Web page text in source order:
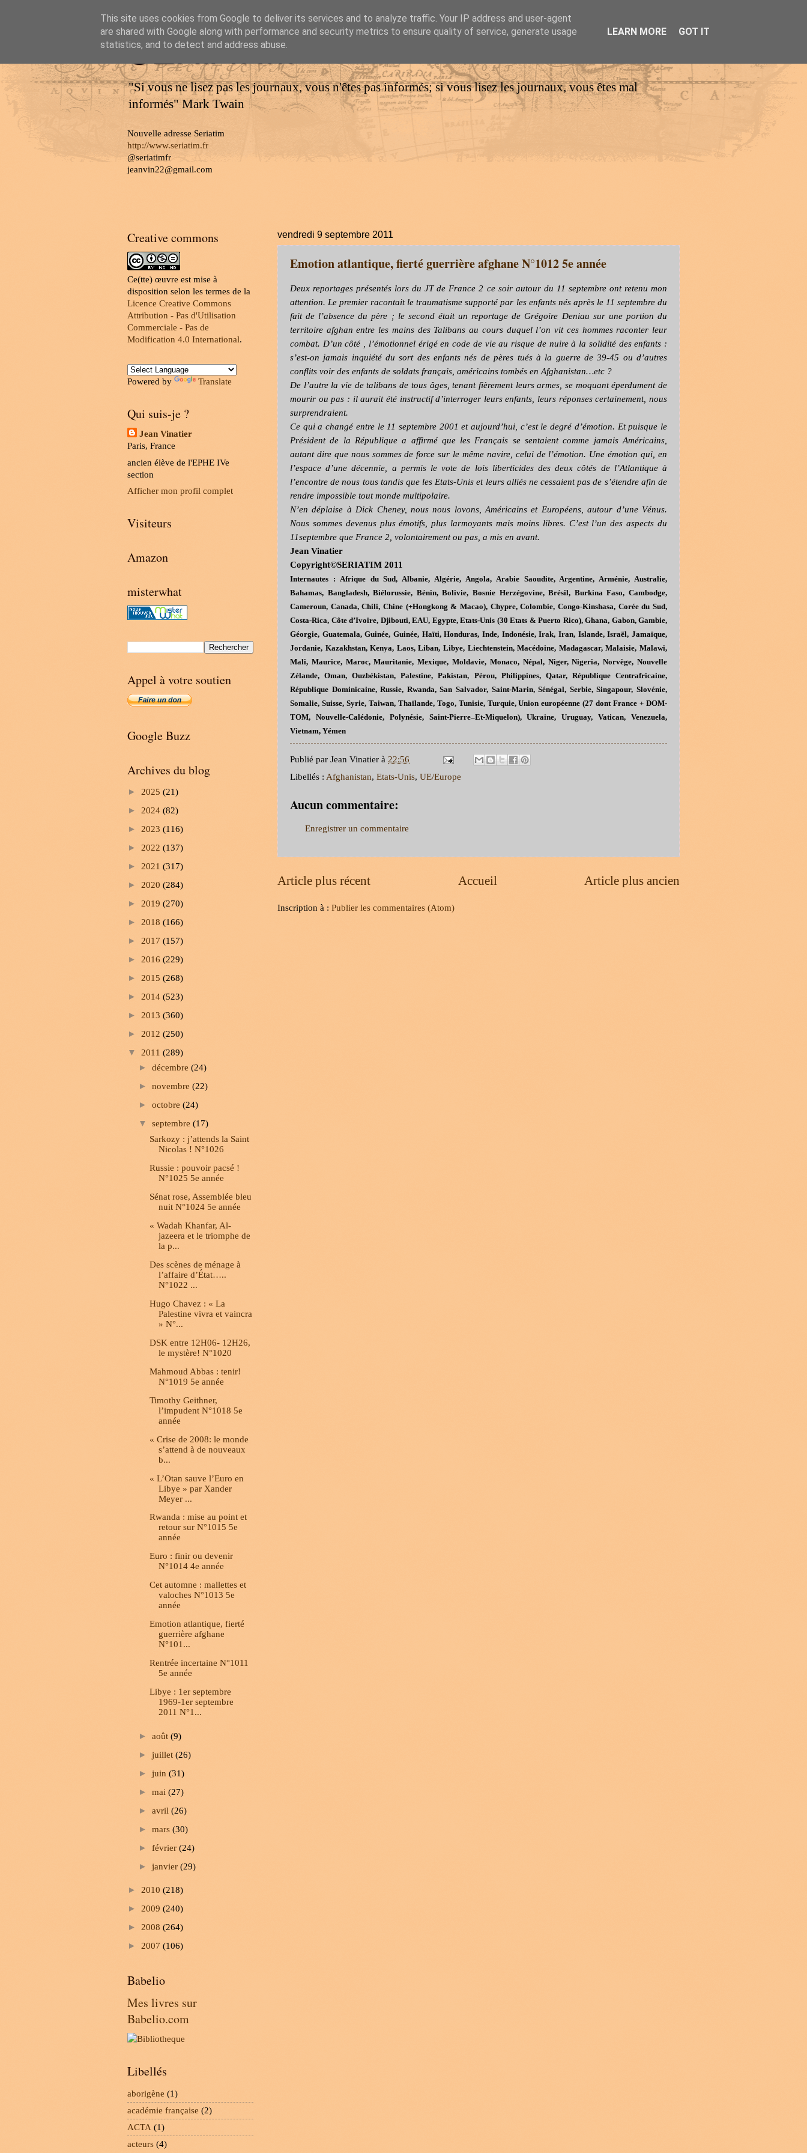
SERIATIM
"Si vous ne lisez pas les journaux, vous n'êtes pas informés; si vous lisez les journaux, vous êtes mal
informés" Mark Twain
Nouvelle adresse Seriatim
http://www.seriatim.fr
@seriatimfr
jeanvin22@gmail.com
vendredi 9 septembre 2011
Emotion atlantique, fierté guerrière afghane N°1012 5e année
Deux reportages présentés lors du JT de France 2 ce soir autour du 11 septembre ont retenu mon
attention. Le premier racontait le traumatisme supporté par les enfants nés après le 11 septembre du
fait de l’absence du père ; le second était un reportage de Grégoire Deniau sur une portion du
territoire afghan entre les mains des Talibans au cours duquel l’on vit ces hommes raconter leur
combat. D’un côté , l’émotionnel érigé en code de vie au risque de nuire à la solidité des enfants :
s’est-on jamais inquiété du sort des enfants nés de pères tués à la guerre de 39-45 ou d’autres
conflits voir des enfants de soldats français, américains tombés en Afghanistan…etc ?
De l’autre la vie de talibans de tous âges, tenant fièrement leurs armes, se moquant éperdument de
mourir ou pas : il aurait été instructif d’interroger leurs enfants, leurs réponses certainement, nous
surprendraient.
Ce qui a changé entre le 11 septembre 2001 et aujourd’hui, c’est le degré d’émotion. Et puisque le
Président de la République a affirmé que les Français se sentaient comme jamais Américains,
autant dire que nous sommes de force sur le même navire, celui de l’émotion. Une émotion qui, en
l’espace d’une décennie, a permis le vote de lois liberticides des deux côtés de l’Atlantique à
l’encontre de nous tous tandis que les Etats-Unis et leurs alliés ne cessaient pas de s’étendre afin de
rendre impossible tout monde multipolaire.
N’en déplaise à Dick Cheney, nous nous lovons, Américains et Européens, autour d’une Vénus.
Nous sommes devenus plus émotifs, plus larmoyants mais moins libres. C’est l’un des aspects du
11septembre que France 2, volontairement ou pas, a mis en avant.
Jean Vinatier
Copyright©SERIATIM 2011
Internautes : Afrique du Sud, Albanie, Algérie, Angola, Arabie Saoudite, Argentine, Arménie, Australie,
Bahamas, Bangladesh, Biélorussie, Bénin, Bolivie, Bosnie Herzégovine, Brésil, Burkina Faso, Cambodge,
Cameroun, Canada, Chili, Chine (+Hongkong & Macao), Chypre, Colombie, Congo-Kinshasa, Corée du Sud,
Costa-Rica, Côte d’Ivoire, Djibouti, EAU, Egypte, Etats-Unis (30 Etats & Puerto Rico), Ghana, Gabon, Gambie,
Géorgie, Guatemala, Guinée, Guinée, Haïti, Honduras, Inde, Indonésie, Irak, Iran, Islande, Israël, Jamaïque,
Jordanie, Kazakhstan, Kenya, Laos, Liban, Libye, Liechtenstein, Macédoine, Madagascar, Malaisie, Malawi,
Mali, Maurice, Maroc, Mauritanie, Mexique, Moldavie, Monaco, Népal, Niger, Nigeria, Norvège, Nouvelle
Zélande, Oman, Ouzbékistan, Palestine, Pakistan, Pérou, Philippines, Qatar, République Centrafricaine,
République Dominicaine, Russie, Rwanda, San Salvador, Saint-Marin, Sénégal, Serbie, Singapour, Slovénie,
Somalie, Suisse, Syrie, Taiwan, Thaïlande, Togo, Tunisie, Turquie, Union européenne (27 dont France + DOM-
TOM, Nouvelle-Calédonie, Polynésie, Saint-Pierre–Et-Miquelon), Ukraine, Uruguay, Vatican, Venezuela,
Vietnam, Yémen
Publié par Jean Vinatier à 22:56
Libellés : Afghanistan, Etats-Unis, UE/Europe
Aucun commentaire:
Enregistrer un commentaire
Article plus récent Article plus ancien
Accueil
Inscription à : Publier les commentaires (Atom)
Creative commons
Ce(tte) œuvre est mise à
disposition selon les termes de la
Licence Creative Commons
Attribution - Pas d'Utilisation
Commerciale - Pas de
Modification 4.0 International.
Powered by Translate
Qui suis-je ?
Jean Vinatier
Paris, France
ancien élève de l'EPHE IVe
section
Afficher mon profil complet
Visiteurs
Amazon
misterwhat
Appel à votre soutien
Google Buzz
Archives du blog
► 2025 (21)
► 2024 (82)
► 2023 (116)
► 2022 (137)
► 2021 (317)
► 2020 (284)
► 2019 (270)
► 2018 (166)
► 2017 (157)
► 2016 (229)
► 2015 (268)
► 2014 (523)
► 2013 (360)
► 2012 (250)
▼ 2011 (289)
► décembre (24)
► novembre (22)
► octobre (24)
▼ septembre (17)
Sarkozy : j’attends la Saint
Nicolas ! N°1026
Russie : pouvoir pacsé !
N°1025 5e année
Sénat rose, Assemblée bleu
nuit N°1024 5e année
« Wadah Khanfar, Al-
jazeera et le triomphe de
la p...
Des scènes de ménage à
l’affaire d’État…..
N°1022 ...
Hugo Chavez : « La
Palestine vivra et vaincra
» N°...
DSK entre 12H06- 12H26,
le mystère! N°1020
Mahmoud Abbas : tenir!
N°1019 5e année
Timothy Geithner,
l’impudent N°1018 5e
année
« Crise de 2008: le monde
s’attend à de nouveaux
b...
« L’Otan sauve l’Euro en
Libye » par Xander
Meyer ...
Rwanda : mise au point et
retour sur N°1015 5e
année
Euro : finir ou devenir
N°1014 4e année
Cet automne : mallettes et
valoches N°1013 5e
année
Emotion atlantique, fierté
guerrière afghane
N°101...
Rentrée incertaine N°1011
5e année
Libye : 1er septembre
1969-1er septembre
2011 N°1...
► août (9)
► juillet (26)
► juin (31)
► mai (27)
► avril (26)
► mars (30)
► février (24)
► janvier (29)
► 2010 (218)
► 2009 (240)
► 2008 (264)
► 2007 (106)
Babelio
Mes livres sur
Babelio.com
Libellés
aborigène (1)
académie française (2)
ACTA (1)
acteurs (4)
This site uses cookies from Google to deliver its services and to analyze traffic. Your IP address and user-agent
are shared with Google along with performance and security metrics to ensure quality of service, generate usage
statistics, and to detect and address abuse.
LEARN MORE GOT IT